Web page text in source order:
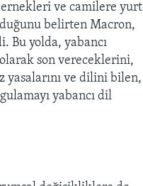
ve camilere yurt
belirten Macron,
Bu yolda, yabancı
son vereceklerini,
yasalarını ve dilini bilen,
yabancı dil